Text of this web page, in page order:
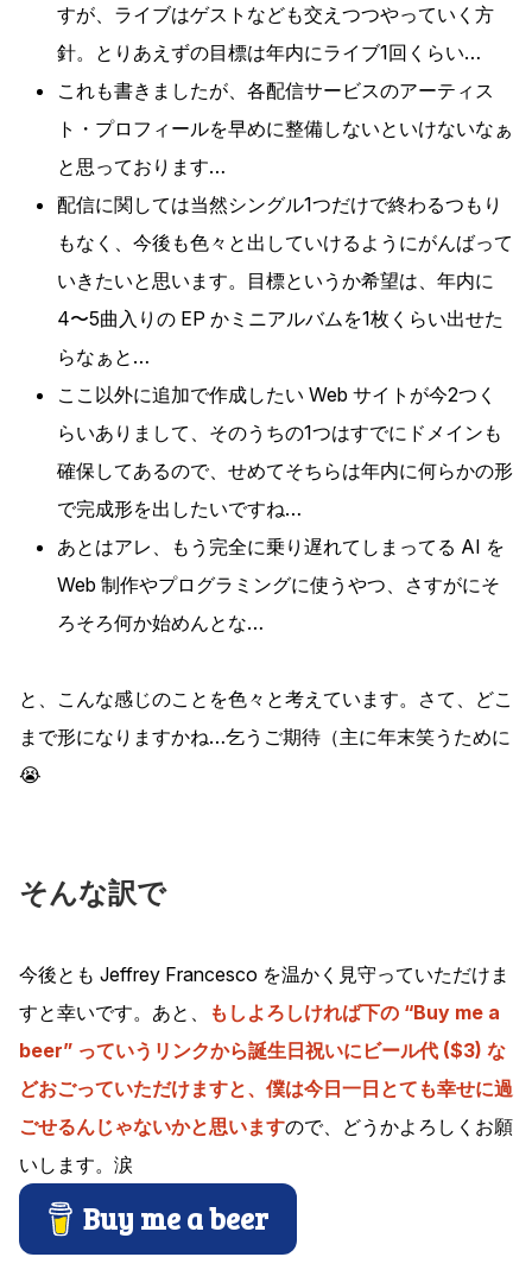
すが、ライブはゲストなども交えつつやっていく方
針。とりあえずの目標は年内にライブ1回くらい…
これも書きましたが、各配信サービスのアーティス
ト・プロフィールを早めに整備しないといけないなぁ
と思っております…
配信に関しては当然シングル1つだけで終わるつもり
もなく、今後も色々と出していけるようにがんばって
いきたいと思います。目標というか希望は、年内に
4〜5曲入りの EP かミニアルバムを1枚くらい出せた
らなぁと…
ここ以外に追加で作成したい Web サイトが今2つく
らいありまして、そのうちの1つはすでにドメインも
確保してあるので、せめてそちらは年内に何らかの形
で完成形を出したいですね…
あとはアレ、もう完全に乗り遅れてしまってる AI を
Web 制作やプログラミングに使うやつ、さすがにそ
ろそろ何か始めんとな…
と、こんな感じのことを色々と考えています。さて、どこ
まで形になりますかね…乞うご期待（主に年末笑うために
😭
そんな訳で
今後とも Jeffrey Francesco を温かく見守っていただけま
すと幸いです。あと、
もしよろしければ下の “Buy me a
beer” っていうリンクから誕生日祝いにビール代 ($3) な
どおごっていただけますと、僕は今日一日とても幸せに過
ごせるんじゃないかと思いますので、どうかよろしくお願
いします。涙
Buy me a beer